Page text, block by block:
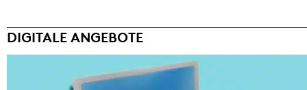
DIGITALE ANGEBOTE